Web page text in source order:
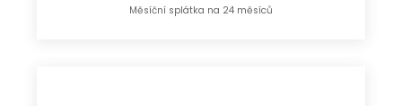
Měsíční splátka na 24 měsíců